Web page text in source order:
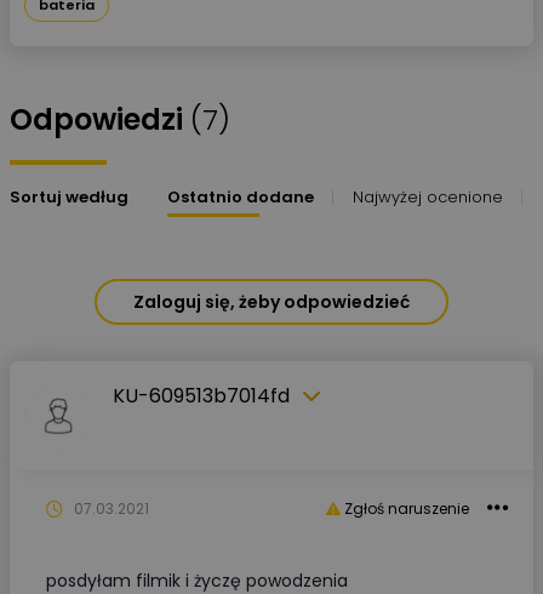
bateria
Odpowiedzi (7)
Sortuj według Ostatnio dodane Najwyżej ocenione
Zaloguj się, żeby odpowiedzieć
KU-609513b7014fd
Zgłoś naruszenie
07.03.2021
posdyłam filmik i życzę powodzenia